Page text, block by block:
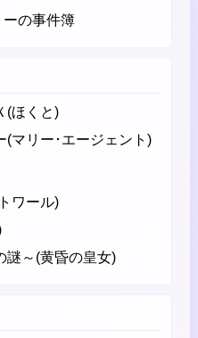
ーの事件簿
(ほくと)
(マリー･エージェント)
ワール)
謎～(黄昏の皇女)